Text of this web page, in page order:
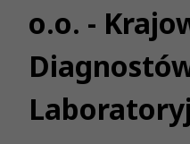
o.o. -